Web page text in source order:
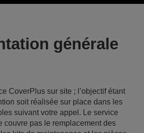
générale
CoverPlus sur site ; l’objectif étant
soit réalisée sur place dans les
suivant votre appel. Le service
couvre pas le remplacement des